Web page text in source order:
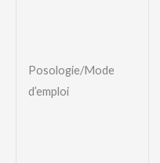
Posologie/Mode
d’emploi